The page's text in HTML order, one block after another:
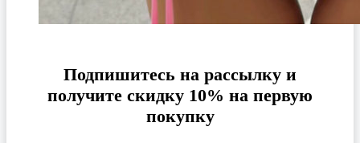
Подпишитесь на рассылку и
получите скидку 10% на первую
покупку